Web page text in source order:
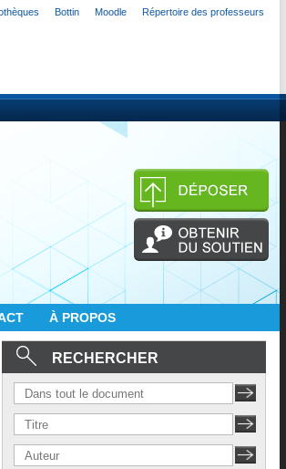
Bottin Moodle Répertoire des professeurs
À PROPOS
RECHERCHER